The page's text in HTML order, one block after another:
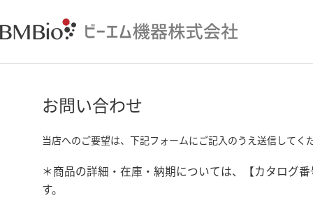
お問い合わせ
当店へのご要望は、下記フォームにご記入のうえ送信してく
＊商品の詳細・在庫・納期については、【カタログ
す。